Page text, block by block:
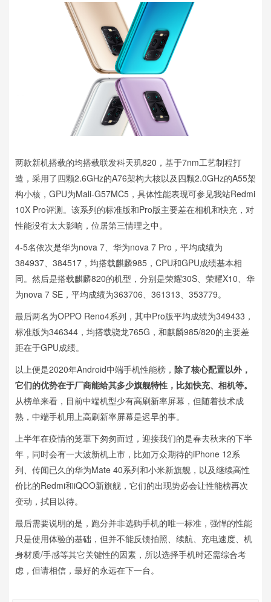
两款新机搭载的均搭载联发科天玑820，基于7nm工艺制程打
造，采用了四颗2.6GHz的A76架构大核以及四颗2.0GHz的A55架
构小核，GPU为Mali-G57MC5，具体性能表现可参见我站Redmi
10X Pro评测。该系列的标准版和Pro版主要差在相机和快充，对
性能没有太大影响，位居第三情理之中。
4-5名依次是华为nova 7、华为nova 7 Pro，平均成绩为
384937、384517，均搭载麒麟985，CPU和GPU成绩基本相
同。然后是搭载麒麟820的机型，分别是荣耀30S、荣耀X10、华
为nova 7 SE，平均成绩为363706、361313、353779。
最后两名为OPPO Reno4系列，其中Pro版平均成绩为349433，
标准版为346344，均搭载骁龙765G，和麒麟985/820的主要差
距在于GPU成绩。
以上便是2020年Android中端手机性能榜， 除了核心配置以外，
它们的优势在于厂商能给其多少旗舰特性，比如快充、相机等。
从榜单来看，目前中端机型少有高刷新率屏幕，但随着技术成
熟，中端手机用上高刷新率屏幕是迟早的事。
上半年在疫情的笼罩下匆匆而过，迎接我们的是春去秋来的下半
年，同时会有一大波新机上市，比如万众期待的iPhone 12系
列、传闻已久的华为Mate 40系列和小米新旗舰，以及继续高性
价比的Redmi和iQOO新旗舰，它们的出现势必会让性能榜再次
变动，拭目以待。
最后需要说明的是，跑分并非选购手机的唯一标准，强悍的性能
只是使用体验的基础，但并不能反馈拍照、续航、充电速度、机
身材质/手感等其它关键性的因素，所以选择手机时还需综合考
虑，但请相信，最好的永远在下一台。